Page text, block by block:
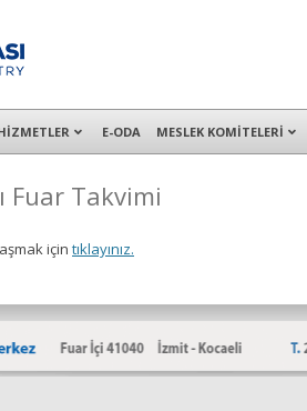
ile İzmit Merkez, Çayırova,
E-ODA MESLEK KOMİTELERİ
Fuar Takvimi
için tıklayınız.